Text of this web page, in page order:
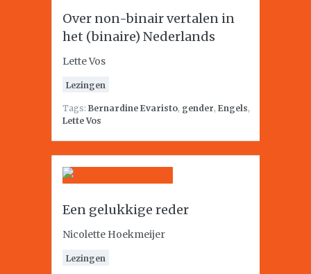
Over non-binair vertalen in
het (binaire) Nederlands
Lette Vos
Lezingen
Tags: Bernardine Evaristo, gender, Engels,
Lette Vos
Een gelukkige reder
Nicolette Hoekmeijer
Lezingen